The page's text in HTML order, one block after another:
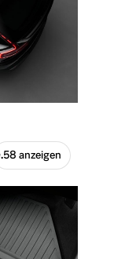
58 anzeigen